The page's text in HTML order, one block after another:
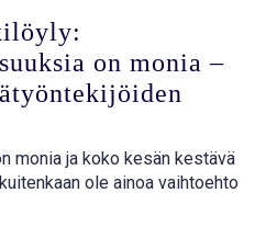
on monia –
monia ja koko kesän kestävä
ole ainoa vaihtoehto